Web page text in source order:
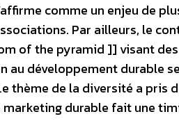
comme un enjeu de
Par ailleurs, le
of the pyramid ]] visant
au développement durable
thème de la diversité a pris
marketing durable fait une